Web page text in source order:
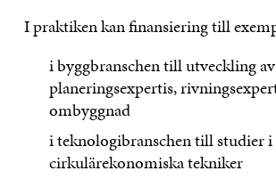
I praktiken kan finansiering till
i byggbranschen till utveckling
planeringsexpertis,
ombyggnad
i teknologibranschen till studier i
cirkulärekonomiska tekniker